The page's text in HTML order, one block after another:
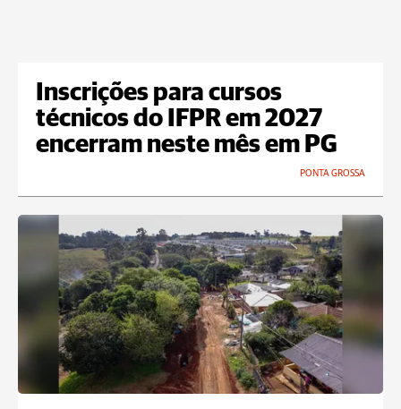
Inscrições para cursos
técnicos do IFPR em 2027
encerram neste mês em PG
PONTA GROSSA